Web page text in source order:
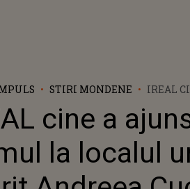
STIRI MONDENE
IREAL
UNDE A
AU
NICI
cine a
la localul